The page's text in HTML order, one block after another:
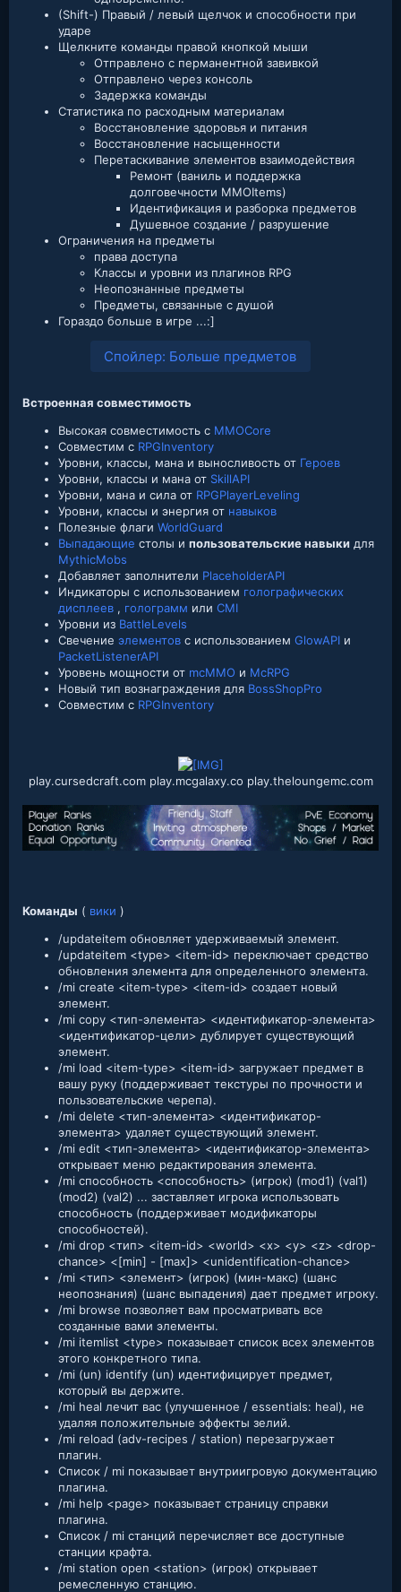
(Shift-) Правый / левый щелчок и способности при
ударе
Щелкните команды правой кнопкой мыши
Отправлено с перманентной завивкой
Отправлено через консоль
Задержка команды
Статистика по расходным материалам
Восстановление здоровья и питания
Восстановление насыщенности
Перетаскивание элементов взаимодействия
Ремонт (ваниль и поддержка
долговечности MMOItems)
Идентификация и разборка предметов
Душевное создание / разрушение
Ограничения на предметы
права доступа
Классы и уровни из плагинов RPG
Неопознанные предметы
Предметы, связанные с душой
Гораздо больше в игре ...:]
Спойлер: Больше предметов
Встроенная совместимость
Высокая совместимость с MMOCore
Совместим с RPGInventory
Уровни, классы, мана и выносливость от Героев
Уровни, классы и мана от SkillAPI
Уровни, мана и сила от RPGPlayerLeveling
Уровни, классы и энергия от навыков
Полезные флаги WorldGuard
Выпадающие столы и пользовательские навыки для
MythicMobs
Добавляет заполнители PlaceholderAPI
Индикаторы с использованием голографических
дисплеев , голограмм или CMI
Уровни из BattleLevels
Свечение элементов с использованием GlowAPI и
PacketListenerAPI
Уровень мощности от mcMMO и McRPG
Новый тип вознаграждения для BossShopPro
Совместим с RPGInventory
play.cursedcraft.com play.mcgalaxy.co play.theloungemc.com
Команды ( вики )
/updateitem обновляет удерживаемый элемент.
/updateitem <type> <item-id> переключает средство
обновления элемента для определенного элемента.
/mi create <item-type> <item-id> создает новый
элемент.
/mi copy <тип-элемента> <идентификатор-элемента>
<идентификатор-цели> дублирует существующий
элемент.
/mi load <item-type> <item-id> загружает предмет в
вашу руку (поддерживает текстуры по прочности и
пользовательские черепа).
/mi delete <тип-элемента> <идентификатор-
элемента> удаляет существующий элемент.
/mi edit <тип-элемента> <идентификатор-элемента>
открывает меню редактирования элемента.
/mi способность <способность> (игрок) (mod1) (val1)
(mod2) (val2) ... заставляет игрока использовать
способность (поддерживает модификаторы
способностей).
/mi drop <тип> <item-id> <world> <x> <y> <z> <drop-
chance> <[min] - [max]> <unidentification-chance>
/mi <тип> <элемент> (игрок) (мин-макс) (шанс
неопознания) (шанс выпадения) дает предмет игроку.
/mi browse позволяет вам просматривать все
созданные вами элементы.
/mi itemlist <type> показывает список всех элементов
этого конкретного типа.
/mi (un) identify (un) идентифицирует предмет,
который вы держите.
/mi heal лечит вас (улучшенное / essentials: heal), не
удаляя положительные эффекты зелий.
/mi reload (adv-recipes / station) перезагружает
плагин.
Список / mi показывает внутриигровую документацию
плагина.
/mi help <page> показывает страницу справки
плагина.
Список / mi станций перечисляет все доступные
станции крафта.
/mi station open <station> (игрок) открывает
ремесленную станцию.